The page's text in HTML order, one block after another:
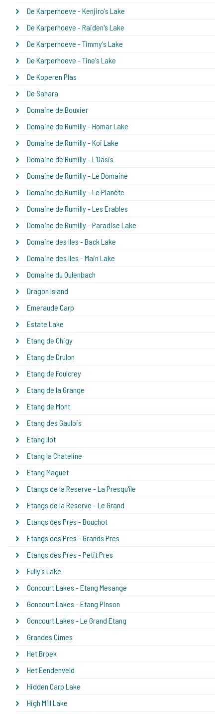
De Karperhoeve - Kenjiro's Lake
De Karperhoeve - Raiden's Lake
De Karperhoeve - Timmy's Lake
De Karperhoeve - Tine's Lake
De Koperen Plas
De Sahara
Domaine de Bouxier
Domaine de Rumilly - Homar Lake
Domaine de Rumilly - Koi Lake
Domaine de Rumilly - L'Oasis
Domaine de Rumilly - Le Domaine
Domaine de Rumilly - Le Planète
Domaine de Rumilly - Les Erables
Domaine de Rumilly - Paradise Lake
Domaine des Iles - Back Lake
Domaine des Iles - Main Lake
Domaine du Oulenbach
Dragon Island
Emeraude Carp
Estate Lake
Etang de Chigy
Etang de Drulon
Etang de Foulcrey
Etang de la Grange
Etang de Mont
Etang des Gaulois
Etang Ilot
Etang la Chateline
Etang Maguet
Etangs de la Reserve - La Presqu'île
Etangs de la Reserve - Le Grand
Etangs des Pres - Bouchot
Etangs des Pres - Grands Pres
Etangs des Pres - Petit Pres
Fully's Lake
Goncourt Lakes - Etang Mesange
Goncourt Lakes - Etang Pinson
Goncourt Lakes - Le Grand Etang
Grandes Cimes
Het Broek
Het Eendenveld
Hidden Carp Lake
High Mill Lake